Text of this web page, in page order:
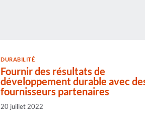
DURABILITÉ
Fournir des résultats de
développement durable avec
fournisseurs partenaires
20 juillet 2022